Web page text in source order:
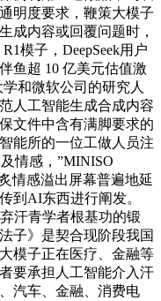
明度要求，鞭策大模子
成内容或回覆问题时，
模子，DeepSeek用户
鱼超 10 亿美元估值激
和微软公司的研究人
人工智能生成合成内容
文件中含有满脚要求的
能所的一位工做人员注
情感，”MINISO
情感溢出屏幕普遍地延
到AI东西进行阐发。
汗青学者根基功的锻
子》是契合现阶段我国
模子正在医疗、金融等
要承担人工智能介入汗
汽车、金融、消费电